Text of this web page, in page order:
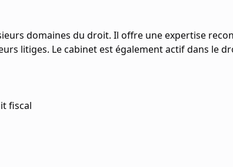
domaines du droit. Il offre une expertise
litiges. Le cabinet est également actif dans le
fiscal